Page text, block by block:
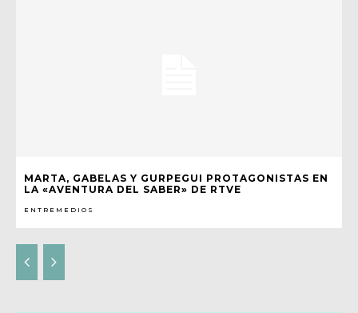
MARTA, GABELAS Y GURPEGUI PROTAGONISTAS EN
LA «AVENTURA DEL SABER» DE RTVE
ENTREMEDIOS